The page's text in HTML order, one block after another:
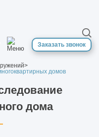
Заказать звонок
>
домов
дома